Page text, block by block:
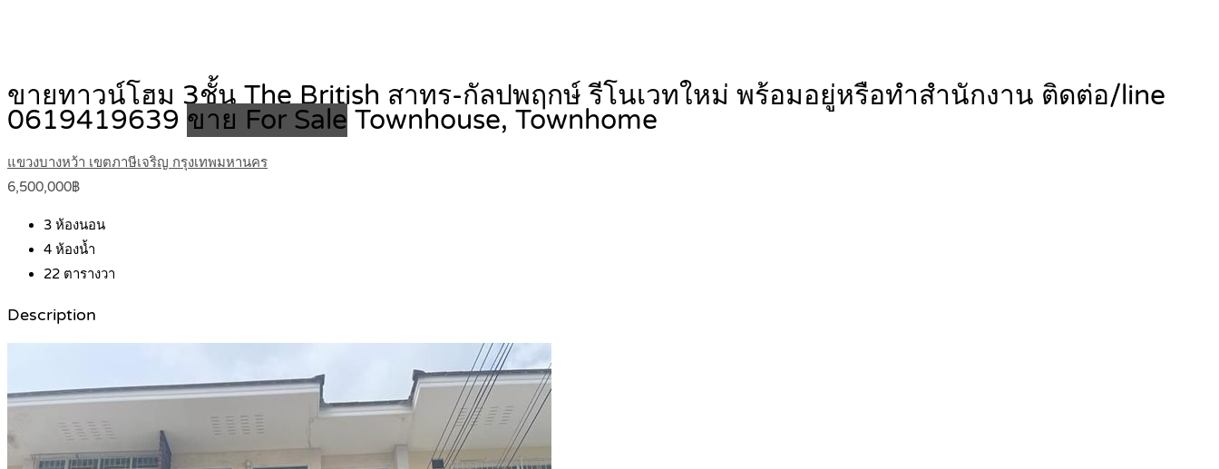
ขายทาวน์โฮม 3ชั้น The British สาทร-กัลปพฤกษ์ รีโนเวทใหม่ พร้อมอยู่หรือทำสำนักงาน ติดต่อ/line
0619419639 ขาย For Sale Townhouse, Townhome
แขวงบางหว้า เขตภาษีเจริญ กรุงเทพมหานคร
6,500,000฿
3 ห้องนอน
4 ห้องน้ำ
22 ตารางวา
Description